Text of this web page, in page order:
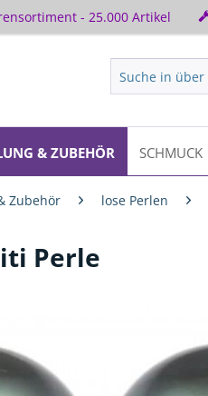
- 25.000 Artikel
& ZUBEHÖR SCHMUCK
Zubehör lose Perlen
Perle